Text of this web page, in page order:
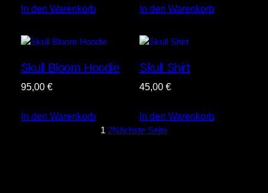
In den Warenkorb In den Warenkorb
Skull Bloom Hoodie
95,00 €
In den Warenkorb
Skull Shirt
45,00€
In den Warenkorb
1 2Nächste Seite